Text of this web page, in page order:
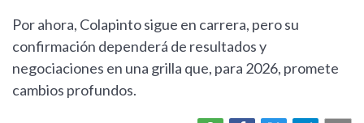
Por ahora, Colapinto sigue en carrera, pero su
confirmación dependerá de resultados y
negociaciones en una grilla que, para 2026, promete
cambios profundos.